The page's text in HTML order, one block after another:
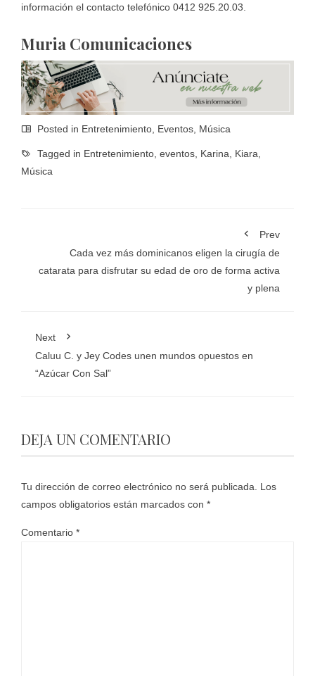
información el contacto telefónico 0412 925.20.03.
Muria Comunicaciones
Posted in Entretenimiento, Eventos, Música
Tagged in Entretenimiento, eventos, Karina, Kiara,
Música
Prev
Cada vez más dominicanos eligen la cirugía de
catarata para disfrutar su edad de oro de forma activa
y plena
Next
Caluu C. y Jey Codes unen mundos opuestos en
“Azúcar Con Sal”
DEJA UN COMENTARIO
Tu dirección de correo electrónico no será publicada. Los
campos obligatorios están marcados con *
Comentario *